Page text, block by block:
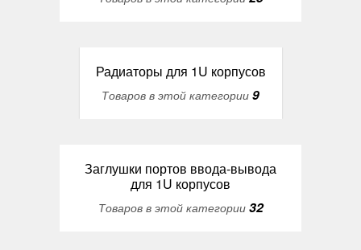
Радиаторы для 1U корпусов
Товаров в этой категории 9
Заглушки портов ввода-вывода
для 1U корпусов
Товаров в этой категории 32